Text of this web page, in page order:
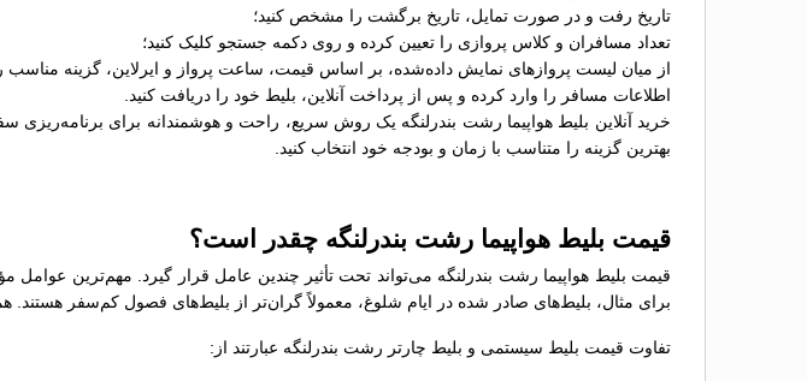
تاریخ رفت و در صورت تمایل، تاریخ برگشت را مشخص کنید؛
تعداد مسافران و کلاس پروازی را تعیین کرده و روی دکمه جستجو کلیک کنید؛
از میان لیست پروازهای نمایش داده‌شده، بر اساس قیمت، ساعت پرواز و ایرلاین، گزینه مناسب
اطلاعات مسافر را وارد کرده و پس از پرداخت آنلاین، بلیط خود را دریافت کنید.
خرید آنلاین بلیط هواپیما رشت بندرلنگه یک روش سریع، راحت و هوشمندانه برای برنامه‌ریزی
بهترین گزینه را متناسب با زمان و بودجه خود انتخاب کنید.
قیمت بلیط هواپیما رشت بندرلنگه چقدر است؟
قیمت بلیط هواپیما رشت بندرلنگه می‌تواند تحت تأثیر چندین عامل قرار گیرد. مهم‌ترین
برای مثال، بلیط‌های صادر شده در ایام شلوغ، معمولاً گران‌تر از بلیط‌های فصول کم‌سفر هستند.
تفاوت قیمت بلیط سیستمی و بلیط چارتر رشت بندرلنگه عبارتند از: